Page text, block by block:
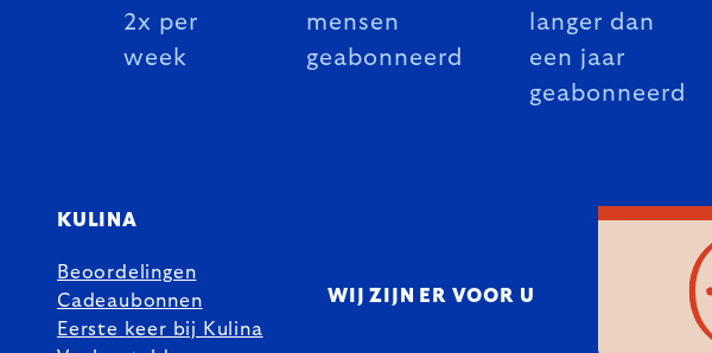
2x per
week
mensen
geabonneerd
langer dan
een jaar
geabonneerd
KULINA
Beoordelingen
Cadeaubonnen
Eerste keer bij Kulina
WIJ ZIJN ER VOOR U